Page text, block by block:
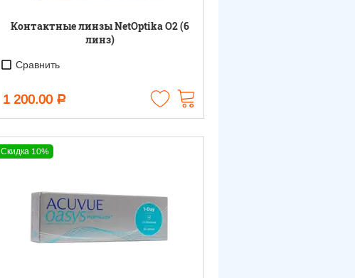
Контактные линзы NetOptika O2 (6
линз)
Сравнить
1 200.00 Р
Скидка 10%